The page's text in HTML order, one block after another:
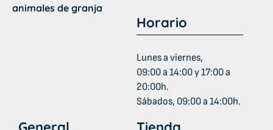
animales de granja
Horario
Lunes a viernes,
09:00 a 14:00 y 17:00 a
20:00h.
Sábados, 09:00 a 14:00h.